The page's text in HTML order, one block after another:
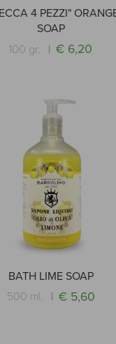
4 PEZZI"
SOAP
100 gr.
€ 6,20
BATH LIME SOAP
500 ml.
€ 5,60